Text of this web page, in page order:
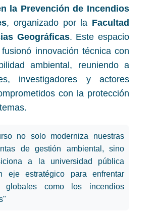
la Prevención de Incendios
, organizado por la Facultad
Geográficas. Este espacio
innovación técnica con
ambiental, reuniendo a
investigadores y actores
con la protección
no solo moderniza nuestras
de gestión ambiental, sino
a la universidad pública
eje estratégico para enfrentar
globales como los incendios